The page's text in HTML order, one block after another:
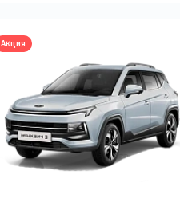
Акция